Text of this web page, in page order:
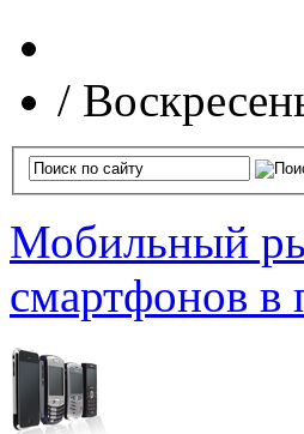
/
Мобильный
смартфонов